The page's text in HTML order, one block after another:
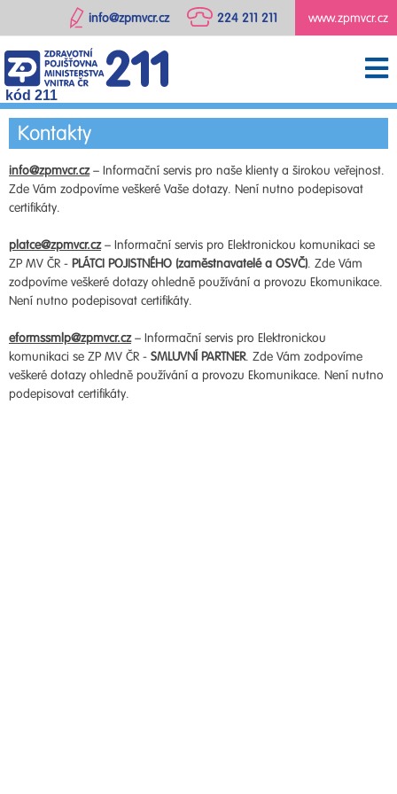
www.zpmvcr.cz
224 211 211
info@zpmvcr.cz
kód 211
Kontakty
info@zpmvcr.cz– Informační servis pro naše klienty a širokou veřejnost.
Zde Vám zodpovíme veškeré Vaše dotazy. Není nutno podepisovat
certifikáty.
platce@zpmvcr.cz– Informační servis pro Elektronickou komunikaci se
ZP MV ČR - PLÁTCI POJISTNÉHO (zaměstnavatelé a OSVČ). Zde Vám
zodpovíme veškeré dotazy ohledně používání a provozu Ekomunikace.
Není nutno podepisovat certifikáty.
eformssmlp@zpmvcr.cz– Informační servis pro Elektronickou
komunikaci se ZP MV ČR - SMLUVNÍ PARTNER. Zde Vám zodpovíme
veškeré dotazy ohledně používání a provozu Ekomunikace. Není nutno
podepisovat certifikáty.